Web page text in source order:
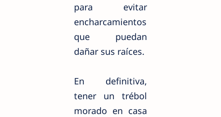
para evitar
encharcamientos
que puedan
dañar sus raíces.
En definitiva,
tener un trébol
morado en casa